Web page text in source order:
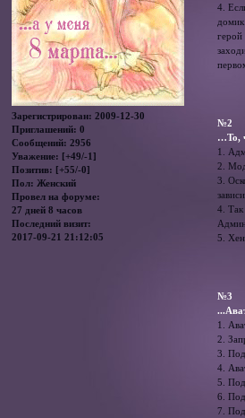
Зарегистрирован: 2009-12-30
Приглашений: 0
Сообщений: 2956
Уважение: [+49/-1]
Позитив: [+55/-0]
Пол: Женский
Провел на форуме:
27 дней 8 часов
Последний визит:
2017-09-21 21:12:05
4.
герой
№2
…То,
1.
2.
3.
4. Так
5.
№3
1.
2.
3.
4.
5.
6.
7.